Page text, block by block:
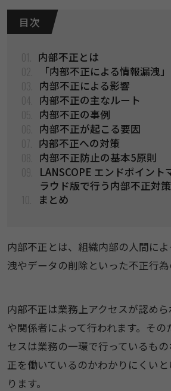
目 次
内部不正とは
「内部不正による情報漏洩
内部不正による影響
内部不正の主なルート
内部不正の事例
内部不正が起こる要因
内部不正への対策
内部不正防止の基本5原則
LANSCOPE エンドポイント
ラウド版で行う内部不正対策
まとめ
内部不正とは、組織内部の人間に
洩やデータの削除といった不正行為
内部不正は業務上アクセスが認め
や関係者によって行われます。その
セスは業務の一環で行っているも
正を働いているのかわかりにくい
ります。